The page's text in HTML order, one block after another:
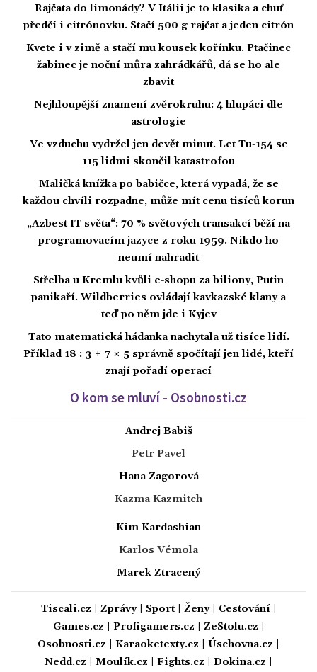
Rajčata do limonády? V Itálii je to klasika a chuť
předčí i citrónovku. Stačí 500 g rajčat a jeden citrón
Kvete i v zimě a stačí mu kousek kořínku. Ptačinec
žabinec je noční můra zahrádkářů, dá se ho ale
zbavit
Nejhloupější znamení zvěrokruhu: 4 hlupáci dle
astrologie
Ve vzduchu vydržel jen devět minut. Let Tu-154 se
115 lidmi skončil katastrofou
Maličká knížka po babičce, která vypadá, že se
každou chvíli rozpadne, může mít cenu tisíců korun
„Azbest IT světa“: 70 % světových transakcí běží na
programovacím jazyce z roku 1959. Nikdo ho
neumí nahradit
Střelba u Kremlu kvůli e-shopu za biliony, Putin
panikaří. Wildberries ovládají kavkazské klany a
teď po něm jde i Kyjev
Tato matematická hádanka nachytala už tisíce lidí.
Příklad 18 : 3 + 7 × 5 správně spočítají jen lidé, kteří
znají pořadí operací
O kom se mluví - Osobnosti.cz
Andrej Babiš
Petr Pavel
Hana Zagorová
Kazma Kazmitch
Kim Kardashian
Karlos Vémola
Marek Ztracený
Tiscali.cz Zprávy| Sport| Ženy| Cestování|
Games.cz
Profigamers.cz ZeStolu.cz
Osobnosti.cz
Karaoketexty.cz Úschovna.cz
Nedd.cz
Moulík.cz Fights.cz Dokina.cz